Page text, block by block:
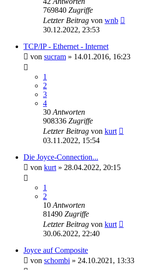
769840 Zugriffe
Letzter Beitrag von wnb
30.12.2022, 23:53
TCP/IP - Ethernet - Internet
von sucram » 14.01.2016, 16:23
1
2
3
4
30 Antworten
908336 Zugriffe
Letzter Beitrag von kurt
03.11.2022, 15:54
Die Joyce-Connection...
von kurt » 28.04.2022, 20:15
1
2
10 Antworten
81490 Zugriffe
Letzter Beitrag von kurt
30.06.2022, 22:40
Joyce auf Composite
von schombi » 24.10.2021, 13:33